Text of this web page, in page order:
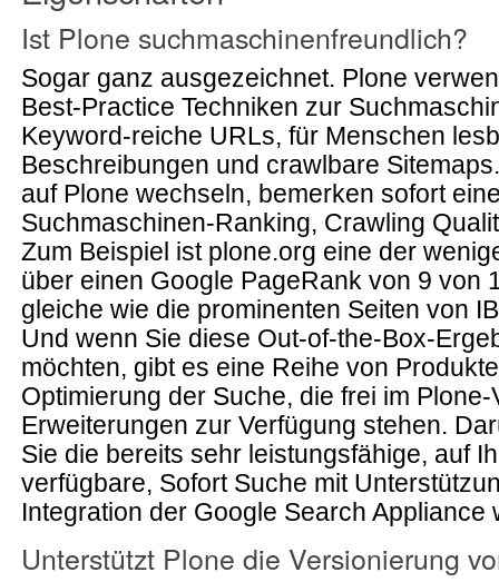
Ist Plone suchmaschinenfreundlich?
Sogar ganz ausgezeichnet. Plone
Best-Practice Techniken zur
Keyword-reiche URLs, für Menschen
Beschreibungen und crawlbare
auf Plone wechseln, bemerken sofort
Suchmaschinen-Ranking, Crawling
Zum Beispiel ist plone.org eine der
über einen Google PageRank von 9 von
gleiche wie die prominenten Seiten von
Und wenn Sie diese Out-of-the-Box-
möchten, gibt es eine Reihe von
Optimierung der Suche, die frei im
Erweiterungen zur Verfügung stehen.
Sie die bereits sehr leistungsfähige, auf
verfügbare, Sofort Suche mit
Integration der Google Search Appliance
Unterstützt Plone die Versionierung